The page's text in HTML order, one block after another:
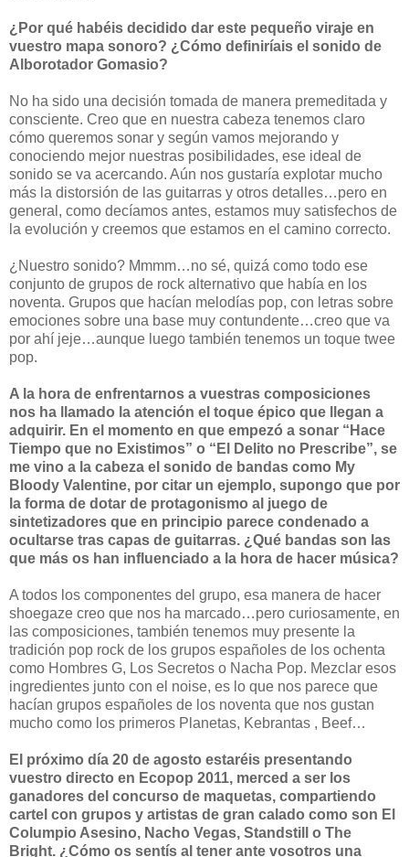
¿Por qué habéis decidido dar este pequeño viraje en
vuestro mapa sonoro? ¿Cómo definiríais el sonido de
Alborotador Gomasio?
No ha sido una decisión tomada de manera premeditada y
consciente. Creo que en nuestra cabeza tenemos claro
cómo queremos sonar y según vamos mejorando y
conociendo mejor nuestras posibilidades, ese ideal de
sonido se va acercando. Aún nos gustaría explotar mucho
más la distorsión de las guitarras y otros detalles…pero en
general, como decíamos antes, estamos muy satisfechos de
la evolución y creemos que estamos en el camino correcto.
¿Nuestro sonido? Mmmm…no sé, quizá como todo ese
conjunto de grupos de rock alternativo que había en los
noventa. Grupos que hacían melodías pop, con letras sobre
emociones sobre una base muy contundente…creo que va
por ahí jeje…aunque luego también tenemos un toque twee
pop.
A la hora de enfrentarnos a vuestras composiciones
nos ha llamado la atención el toque épico que llegan a
adquirir. En el momento en que empezó a sonar “Hace
Tiempo que no Existimos” o “El Delito no Prescribe”, se
me vino a la cabeza el sonido de bandas como My
Bloody Valentine, por citar un ejemplo, supongo que por
la forma de dotar de protagonismo al juego de
sintetizadores que en principio parece condenado a
ocultarse tras capas de guitarras. ¿Qué bandas son las
que más os han influenciado a la hora de hacer música?
A todos los componentes del grupo, esa manera de hacer
shoegaze creo que nos ha marcado…pero curiosamente, en
las composiciones, también tenemos muy presente la
tradición pop rock de los grupos españoles de los ochenta
como Hombres G, Los Secretos o Nacha Pop. Mezclar esos
ingredientes junto con el noise, es lo que nos parece que
hacían grupos españoles de los noventa que nos gustan
mucho como los primeros Planetas, Kebrantas , Beef…
El próximo día 20 de agosto estaréis presentando
vuestro directo en Ecopop 2011, merced a ser los
ganadores del concurso de maquetas, compartiendo
cartel con grupos y artistas de gran calado como son El
Columpio Asesino, Nacho Vegas, Standstill o The
Bright. ¿Cómo os sentís al tener ante vosotros una